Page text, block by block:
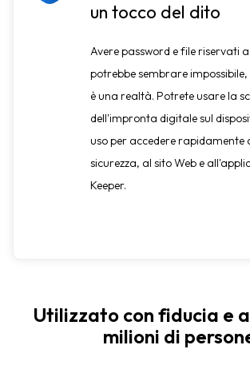
un tocco del dito
Avere password e file riservati
potrebbe sembrare
è una realtà. Potrete usare la
dell'impronta digitale sul
uso per accedere rapidamente
sicurezza, al sito Web e
Keeper.
Utilizzato con fiducia e
milioni di